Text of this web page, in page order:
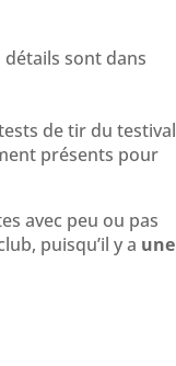
sont dans
de tir du testival
présents pour
avec peu ou pas
puisqu’il y a une